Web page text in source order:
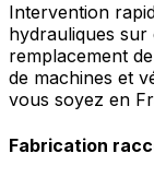
Intervention
hydrauliques sur
remplacement
de machines et
vous soyez en
Fabrication